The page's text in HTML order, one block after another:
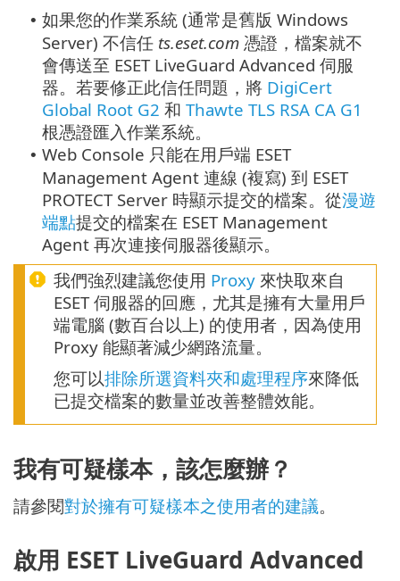
• 如果您的作業系統 (通常是舊版 Windows
Server) 不信任 ts.eset.com 憑證，檔案就不
會傳送至 ESET LiveGuard Advanced 伺服
器。若要修正此信任問題，將 DigiCert
Global Root G2 和 Thawte TLS RSA CA G1
根憑證匯入作業系統。
• Web Console 只能在用戶端 ESET
Management Agent 連線 (複寫) 到 ESET
PROTECT Server 時顯示提交的檔案。從漫遊
端點提交的檔案在 ESET Management
Agent 再次連接伺服器後顯示。
我們強烈建議您使用 Proxy 來快取來自
ESET 伺服器的回應，尤其是擁有大量用戶
端電腦 (數百台以上) 的使用者，因為使用
Proxy 能顯著減少網路流量。
您可以排除所選資料夾和處理程序來降低
已提交檔案的數量並改善整體效能。
我有可疑樣本，該怎麼辦？
請參閱對於擁有可疑樣本之使用者的建議。
啟用 ESET LiveGuard Advanced